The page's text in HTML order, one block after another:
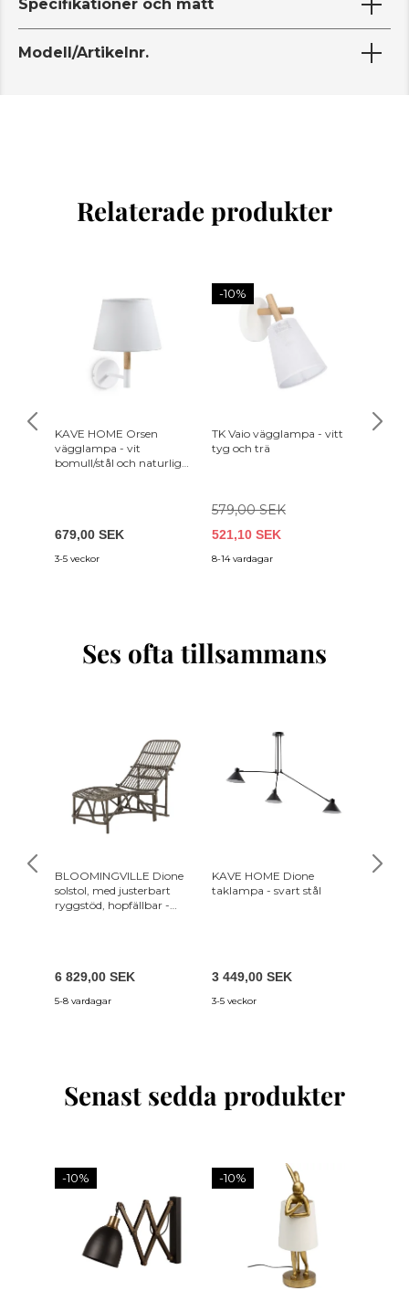
Specifikationer och mått
Modell/Artikelnr.
Relaterade produkter
KAVE HOME Orsen
vägglampa - vit
bomull/stål och naturligt
679,00 SEK
3-5 veckor
-10%
TK Vaio vägglampa - vitt
tyg och trä
579,00 SEK
521,10 SEK
8-14 vardagar
KAVE
Ses ofta tillsammans
BLOOMINGVILLE Dione
solstol, med justerbart
ryggstöd, hopfällbar -
6 829,00 SEK
5-8 vardagar
KAVE HOME Dione
taklampa - svart stål
3 449,00 SEK
3-5 veckor
VCM
Senast sedda produkter
-10% -10%